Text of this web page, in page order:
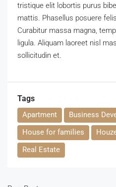
tristique elit lobortis purus
mattis. Phasellus posuere
Curabitur massa magna,
ligula. Aliquam laoreet nisl
sollicitudin et.
Tags
Apartment
Business
House for families
Real Estate